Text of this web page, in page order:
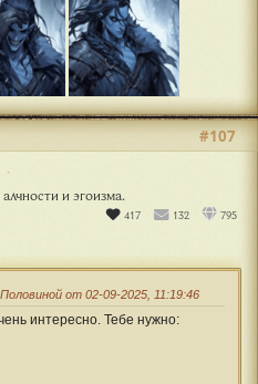
и эгоизма.
417 132 795
#107
от 02-09-2025, 11:19:46
интересно. Тебе нужно: